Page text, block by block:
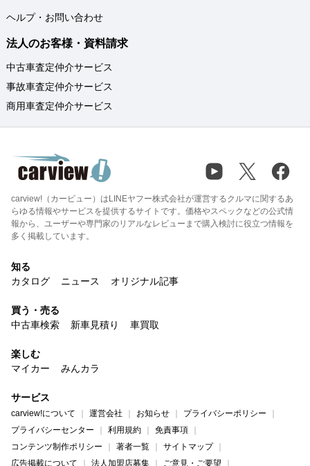
ヘルプ・お問い合わせ
法人のお客様・資料請求
中古車査定仲介サービス
事故車査定仲介サービス
商用車査定仲介サービス
carview!（カービュー）はLINEヤフー株式会社が運営するクルマに関するあ
らゆる情報やサービスを提供するサイトです。価格やスペックなどの公式情
報から、ユーザーや専門家のリアルなレビューまで購入検討に役立つ情報を
多く掲載しています。
知る
カタログ
ニュース オリジナル記事
買う・売る
中古車検索
新車見積り 車買取
楽しむ
マイカー
みんカラ
サービス
carview!について 運営会社 お知らせ
プライバシーポリシー
プライバシーセンター
利用規約
免責事項
コンテンツ制作ポリシー
著者一覧
サイトマップ
広告掲載について
法人加盟店募集 ご意見・ご要望